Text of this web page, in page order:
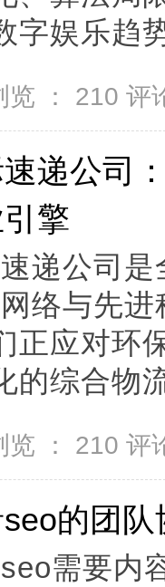
字娱乐趋
： 210 评
速递公司
擎
递公司
络与先
正应对环
的综合物
： 210 评
的团
需要内